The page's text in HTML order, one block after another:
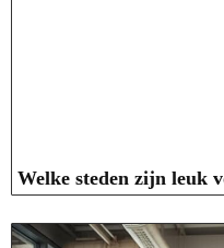
Welke steden zijn leuk